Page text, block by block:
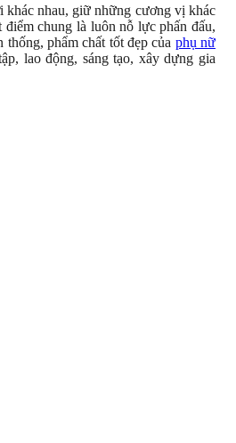
khác nhau, giữ những cương vị khác
chung là luôn nỗ lực phấn đấu,
phẩm chất tốt đẹp của phụ nữ
lao động, sáng tạo, xây dựng gia